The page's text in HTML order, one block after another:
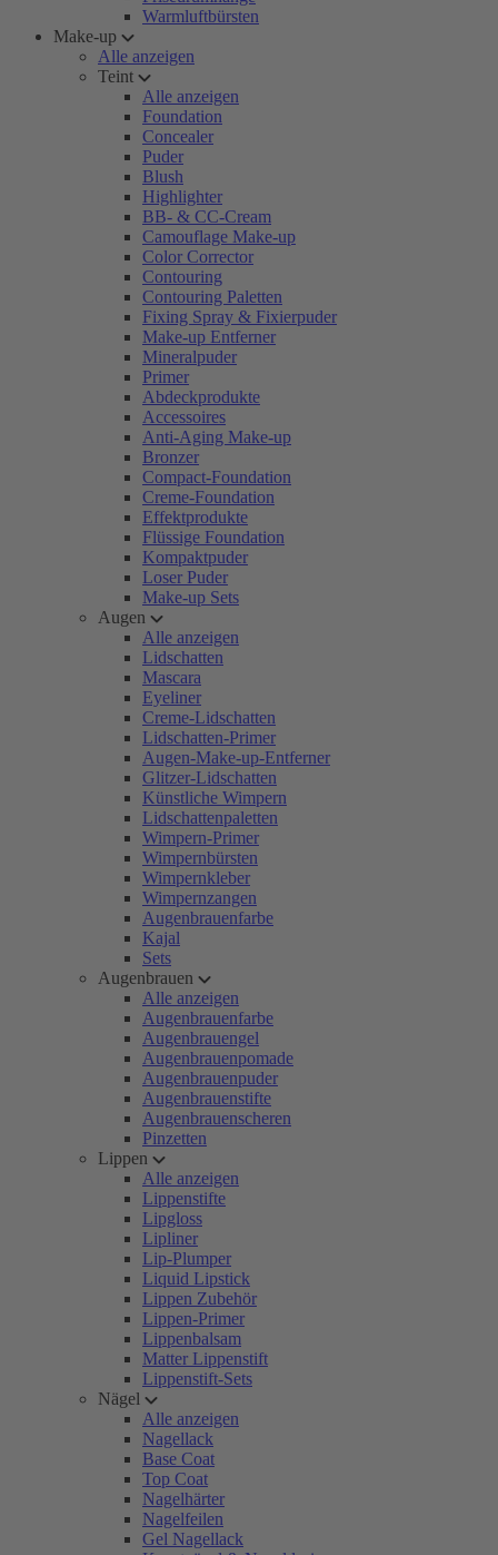
Warmluftbürsten
Make-up
Alle anzeigen
Teint
Alle anzeigen
Foundation
Concealer
Puder
Blush
Highlighter
BB- & CC-Cream
Camouflage Make-up
Color Corrector
Contouring
Contouring Paletten
Fixing Spray & Fixierpuder
Make-up Entferner
Mineralpuder
Primer
Abdeckprodukte
Accessoires
Anti-Aging Make-up
Bronzer
Compact-Foundation
Creme-Foundation
Effektprodukte
Flüssige Foundation
Kompaktpuder
Loser Puder
Make-up Sets
Augen
Alle anzeigen
Lidschatten
Mascara
Eyeliner
Creme-Lidschatten
Lidschatten-Primer
Augen-Make-up-Entferner
Glitzer-Lidschatten
Künstliche Wimpern
Lidschattenpaletten
Wimpern-Primer
Wimpernbürsten
Wimpernkleber
Wimpernzangen
Augenbrauenfarbe
Kajal
Sets
Augenbrauen
Alle anzeigen
Augenbrauenfarbe
Augenbrauengel
Augenbrauenpomade
Augenbrauenpuder
Augenbrauenstifte
Augenbrauenscheren
Pinzetten
Lippen
Alle anzeigen
Lippenstifte
Lipgloss
Lipliner
Lip-Plumper
Liquid Lipstick
Lippen Zubehör
Lippen-Primer
Lippenbalsam
Matter Lippenstift
Lippenstift-Sets
Nägel
Alle anzeigen
Nagellack
Base Coat
Top Coat
Nagelhärter
Nagelfeilen
Gel Nagellack